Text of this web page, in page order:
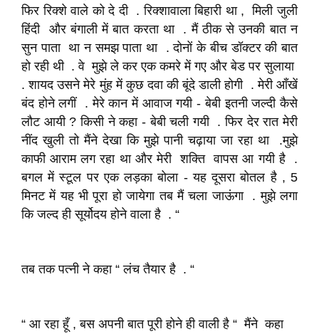
फिर रिक्शे वाले को दे दी . रिक्शावाला बिहारी था , मिली जुली
हिंदी और बंगाली में बात करता था . मैं ठीक से उनकी बात न
सुन पाता था न समझ पाता था . दोनों के बीच डॉक्टर की बात
हो रही थी . वे मुझे ले कर एक कमरे में गए और बेड पर सुलाया
. शायद उसने मेरे मुंह में कुछ दवा की बूंदे डाली होगी . मेरी आँखें
बंद होने लगीं . मेरे कान में आवाज गयी - बेबी इतनी जल्दी कैसे
लौट आयी ? किसी ने कहा - बेबी चली गयी . फिर देर रात मेरी
नींद खुली तो मैंने देखा कि मुझे पानी चढ़ाया जा रहा था .मुझे
काफी आराम लग रहा था और मेरी शक्ति वापस आ गयी है .
बगल में स्टूल पर एक लड़का बोला - यह दूसरा बोतल है , 5
मिनट में यह भी पूरा हो जायेगा तब मैं चला जाऊंगा . मुझे लगा
कि जल्द ही सूर्योदय होने वाला है . “
तब तक पत्नी ने कहा “ लंच तैयार है . “
“ आ रहा हूँ , बस अपनी बात पूरी होने ही वाली है “ मैंने कहा